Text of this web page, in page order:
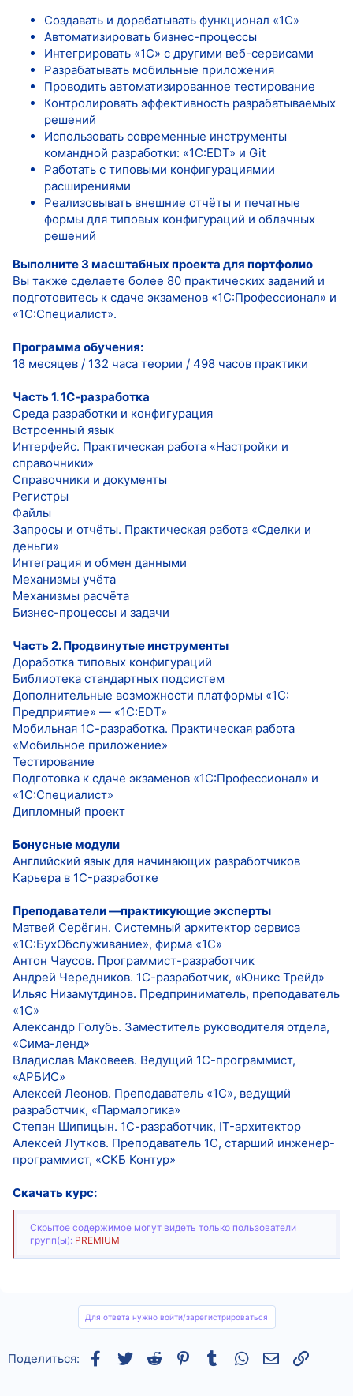
Создавать и дорабатывать функционал «1С»
Автоматизировать бизнес-процессы
Интегрировать «1С» с другими веб-сервисами
Разрабатывать мобильные приложения
Проводить автоматизированное тестирование
Контролировать эффективность разрабатываемых
решений
Использовать современные инструменты
командной разработки: «1С:EDT» и Git
Работать с типовыми конфигурациямии
расширениями
Реализовывать внешние отчёты и печатные
формы для типовых конфигураций и облачных
решений
Выполните 3 масштабных проекта для портфолио
Вы также сделаете более 80 практических заданий и
подготовитесь к сдаче экзаменов «1С:Профессионал» и
«1С:Специалист».
Программа обучения:
18 месяцев / 132 часа теории / 498 часов практики
Часть 1. 1С-разработка
Среда разработки и конфигурация
Встроенный язык
Интерфейс. Практическая работа «Настройки и
справочники»
Справочники и документы
Регистры
Файлы
Запросы и отчёты. Практическая работа «Сделки и
деньги»
Интеграция и обмен данными
Механизмы учёта
Механизмы расчёта
Бизнес-процессы и задачи
Часть 2. Продвинутые инструменты
Доработка типовых конфигураций
Библиотека стандартных подсистем
Дополнительные возможности платформы «1С:
Предприятие» — «1С:EDT»
Мобильная 1С-разработка. Практическая работа
«Мобильное приложение»
Тестирование
Подготовка к сдаче экзаменов «1С:Профессионал» и
«1С:Специалист»
Дипломный проект
Бонусные модули
Английский язык для начинающих разработчиков
Карьера в 1C-разработке
Преподаватели —практикующие эксперты
Матвей Серёгин. Системный архитектор сервиса
«1С:БухОбслуживание», фирма «1С»
Антон Чаусов. Программист-разработчик
Андрей Чередников. 1С-разработчик, «Юникс Трейд»
Ильяс Низамутдинов. Предприниматель, преподаватель
«1С»
Александр Голубь. Заместитель руководителя отдела,
«Сима-ленд»
Владислав Маковеев. Ведущий 1С-программист,
«АРБИС»
Алексей Леонов. Преподаватель «1С», ведущий
разработчик, «Пармалогика»
Степан Шипицын. 1С-разработчик, IT-архитектор
Алексей Лутков. Преподаватель 1С, старший инженер-
программист, «СКБ Контур»
Скачать курс:
Скрытое содержимое могут видеть только пользователи
групп(ы): PREMIUM
Для ответа нужно войти/зарегистрироваться
Поделиться: Facebook
TwitterReddit Pinterest
Tumblr WhatsAppСсылка